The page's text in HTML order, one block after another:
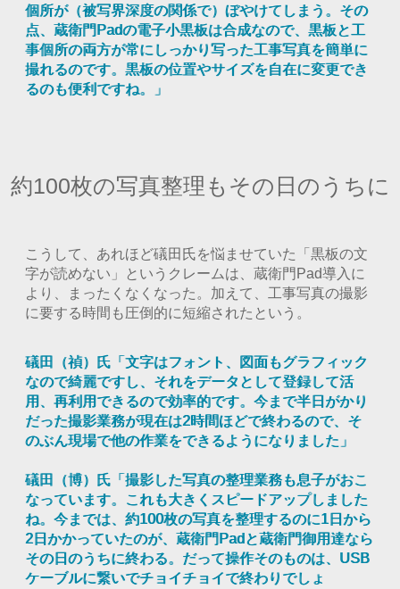
個所が（被写界深度の関係で）ぼやけてしまう。その
点、蔵衛門Padの電子小黒板は合成なので、黒板と工
事個所の両方が常にしっかり写った工事写真を簡単に
撮れるのです。黒板の位置やサイズを自在に変更でき
るのも便利ですね。」
約100枚の写真整理もその日のうちに
こうして、あれほど礒田氏を悩ませていた「黒板の文
字が読めない」というクレームは、蔵衛門Pad導入に
より、まったくなくなった。加えて、工事写真の撮影
に要する時間も圧倒的に短縮されたという。
礒田（禎）氏「文字はフォント、図面もグラフィック
なので綺麗ですし、それをデータとして登録して活
用、再利用できるので効率的です。今まで半日がかり
だった撮影業務が現在は2時間ほどで終わるので、そ
のぶん現場で他の作業をできるようになりました」
礒田（博）氏「撮影した写真の整理業務も息子がおこ
なっています。これも大きくスピードアップしました
ね。今までは、約100枚の写真を整理するのに1日から
2日かかっていたのが、蔵衛門Padと蔵衛門御用達なら
その日のうちに終わる。だって操作そのものは、USB
ケーブルに繋いでチョイチョイで終わりでしょ